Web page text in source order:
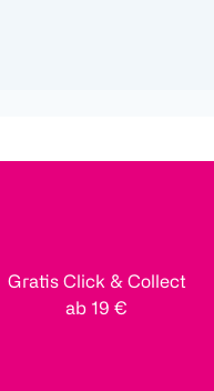
Gratis Click & Collect
ab 19 €